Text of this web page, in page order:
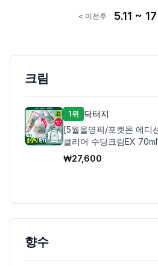
찜 목록
루틴탐색
< 이전주 5.11 ~ 17
크림
1위
닥터지
[5월올영픽/포켓몬 에디
클리어 수딩크림EX
50ml+꼬부기메쉬백)
₩27,600
향수